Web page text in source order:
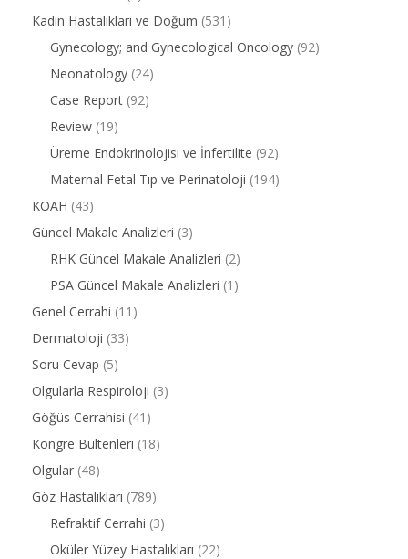
Kadın Hastalıkları ve Doğum (531)
Gynecology; and Gynecological Oncology (92)
Neonatology (24)
Case Report (92)
Review (19)
Üreme Endokrinolojisi ve İnfertilite (92)
Maternal Fetal Tıp ve Perinatoloji (194)
KOAH (43)
Güncel Makale Analizleri (3)
RHK Güncel Makale Analizleri (2)
PSA Güncel Makale Analizleri (1)
Genel Cerrahi (11)
Dermatoloji (33)
Soru Cevap (5)
Olgularla Respiroloji (3)
Göğüs Cerrahisi (41)
Kongre Bültenleri (18)
Olgular (48)
Göz Hastalıkları (789)
Refraktif Cerrahi (3)
Oküler Yüzey Hastalıkları (22)